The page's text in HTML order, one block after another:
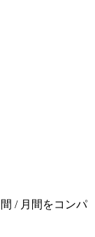
/ 月間をコンパ